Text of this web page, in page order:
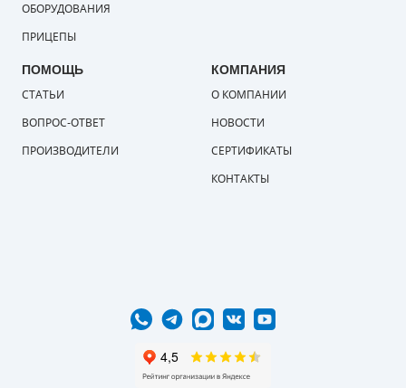
ОБОРУДОВАНИЯ
ПРИЦЕПЫ
ПОМОЩЬ
СТАТЬИ
ВОПРОС-ОТВЕТ
ПРОИЗВОДИТЕЛИ
КОМПАНИЯ
О КОМПАНИИ
НОВОСТИ
СЕРТИФИКАТЫ
КОНТАКТЫ